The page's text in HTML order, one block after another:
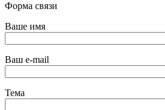
Форма связи
Ваше имя
Ваш e-mail
Тема